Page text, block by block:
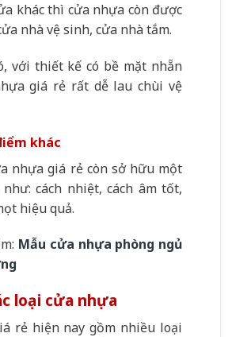
khác thì cửa nhựa còn được
nhà vệ sinh, cửa nhà tắm.
với thiết kế có bề mặt nhẵn
giá rẻ rất dễ lau chùi vệ
khác
nhựa giá rẻ còn sở hữu một
cách nhiệt, cách âm tốt,
hiệu quả.
Mẫu cửa nhựa phòng ngủ
loại cửa nhựa
rẻ hiện nay gồm nhiều loại